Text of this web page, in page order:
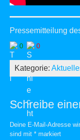
Pressemitteilung
0 0
Kategorie:
Schreibe
Deine E-Mail-Adresse
sind mit * markiert